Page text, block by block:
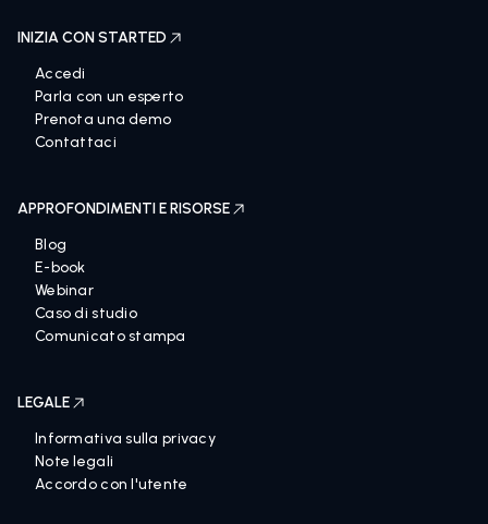
INIZIA CON STARTED
Accedi
Parla con un esperto
Prenota una demo
Contattaci
APPROFONDIMENTI E RISORSE
Blog
E-book
Webinar
Caso di studio
Comunicato stampa
LEGALE
Informativa sulla privacy
Note legali
Accordo con l'utente